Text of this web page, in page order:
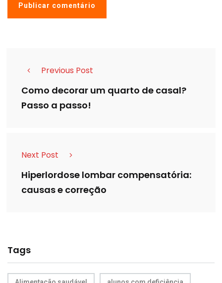
Previous Post
Como decorar um quarto de casal?
Passo a passo!
Next Post
Hiperlordose lombar compensatória:
causas e correção
Tags